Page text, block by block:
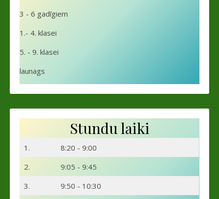
3 - 6 gadīgiem
1.- 4. klasei
5. - 9. klasei
launags
Stundu laiki
1.
8:20 - 9:00
2.
9:05 - 9:45
3.
9:50 - 10:30